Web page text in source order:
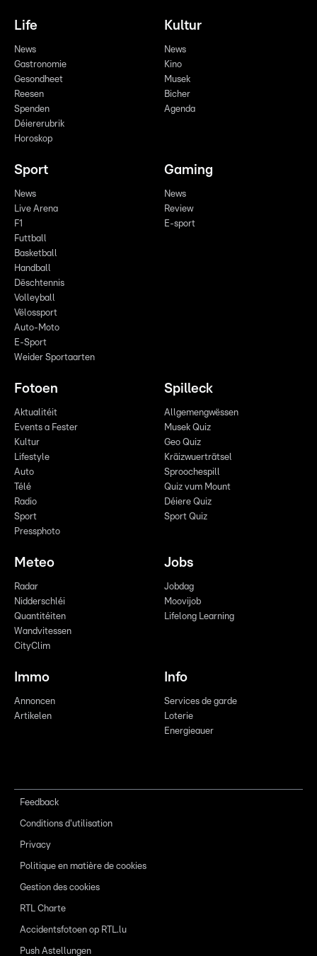
Life
News
Gastronomie
Gesondheet
Reesen
Spenden
Déiererubrik
Horoskop
Kultur
News
Kino
Musek
Bicher
Agenda
Sport
News
Live Arena
F1
Futtball
Basketball
Handball
Dëschtennis
Volleyball
Vëlossport
Auto-Moto
E-Sport
Weider Sportaarten
Gaming
News
Review
E-sport
Fotoen
Aktualitéit
Events a Fester
Kultur
Lifestyle
Auto
Télé
Radio
Sport
Pressphoto
Spilleck
Allgemengwëssen
Musek Quiz
Geo Quiz
Kräizwuerträtsel
Sproochespill
Quiz vum Mount
Déiere Quiz
Sport Quiz
Meteo
Radar
Nidderschléi
Quantitéiten
Wandvitessen
CityClim
Jobs
Jobdag
Moovijob
Lifelong Learning
Immo
Annoncen
Artikelen
Info
Services de garde
Loterie
Energieauer
Feedback
Conditions d'utilisation
Privacy
Politique en matière de cookies
Gestion des cookies
RTL Charte
Accidentsfotoen op RTL.lu
Push Astellungen